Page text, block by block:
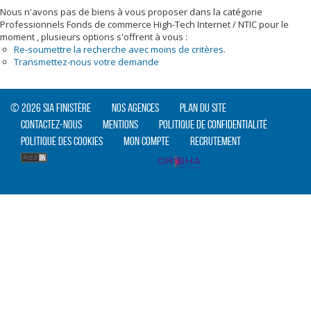
Nous n'avons pas de biens à vous proposer dans la catégorie
Professionnels Fonds de commerce High-Tech Internet / NTIC pour le
moment , plusieurs options s'offrent à vous :
Re-soumettre la recherche avec moins de critères.
Transmettez-nous votre demande
© 2026 SIA Finistère Nos agences
Plan du site
Contactez-nous
Mentions
Politique de confidentialité
Politique des cookies
Mon compte Recrutement